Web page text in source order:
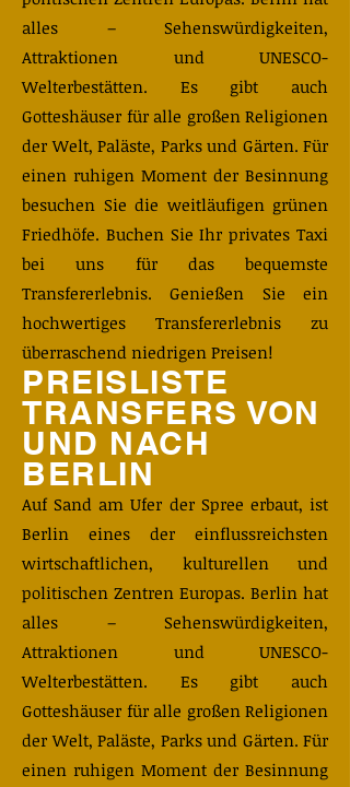
alles – Sehenswürdigkeiten,
Attraktionen und UNESCO-
Welterbestätten. Es gibt auch
Gotteshäuser für alle großen Religionen
der Welt, Paläste, Parks und Gärten. Für
einen ruhigen Moment der Besinnung
besuchen Sie die weitläufigen grünen
Friedhöfe. Buchen Sie Ihr privates Taxi
bei uns für das bequemste
Transfererlebnis. Genießen Sie ein
hochwertiges Transfererlebnis zu
überraschend niedrigen Preisen!
PREISLISTE
TRANSFERS VON
UND NACH
BERLIN
​Auf Sand am Ufer der Spree erbaut, ist
Berlin eines der einflussreichsten
wirtschaftlichen, kulturellen und
politischen Zentren Europas. Berlin hat
alles – Sehenswürdigkeiten,
Attraktionen und UNESCO-
Welterbestätten. Es gibt auch
Gotteshäuser für alle großen Religionen
der Welt, Paläste, Parks und Gärten. Für
einen ruhigen Moment der Besinnung